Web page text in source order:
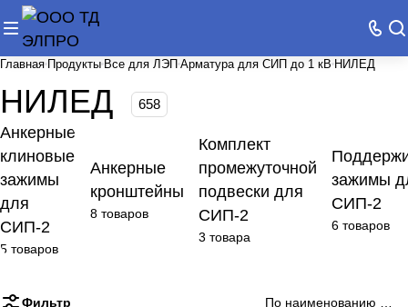
Главная Продукты Все для ЛЭП Арматура для СИП до 1 кВ НИЛЕД
НИЛЕД 658
Анкерные
клиновые
зажимы
для
СИП-2
5 товаров
Анкерные
кронштейны
8 товаров
Комплект
промежуточной
подвески для
СИП-2
3 товара
зажимы
СИП-2
6 товаров
Фильтр По наименованию (А-